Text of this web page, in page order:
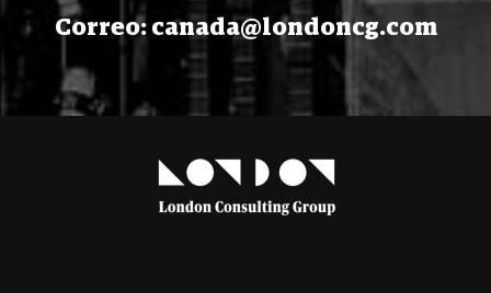
Correo: canada@londoncg.com